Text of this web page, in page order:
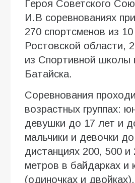
Героя Советского
И.В соревнованиях
270 спортсменов из
Ростовской области,
из Спортивной школы
Батайска.
Соревнования
возрастных группах:
девушки до 17 лет и
мальчики и девочки
дистанциях 200, 500 и
метров в байдарках и
(одиночках и